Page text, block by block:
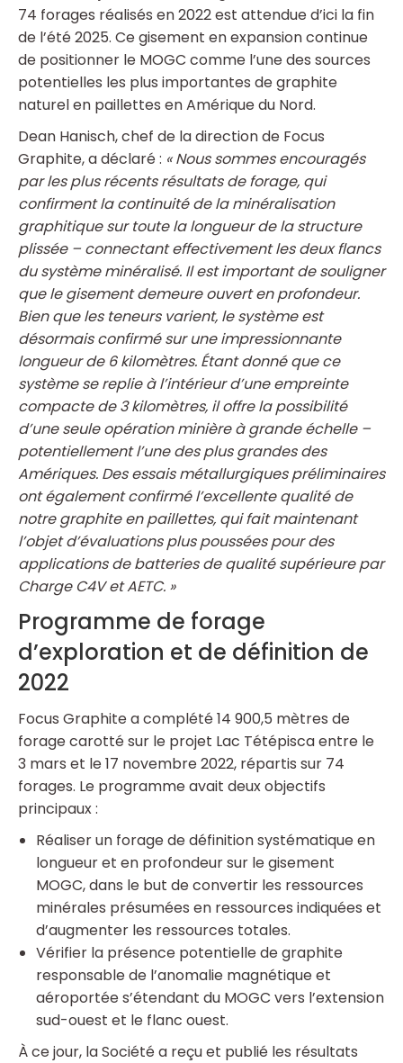
74 forages réalisés en 2022 est attendue d’ici la fin
de l’été 2025. Ce gisement en expansion continue
de positionner le MOGC comme l’une des sources
potentielles les plus importantes de graphite
naturel en paillettes en Amérique du Nord.
Dean Hanisch, chef de la direction de Focus
Graphite, a déclaré : «Nous sommes encouragés
par les plus récents résultats de forage, qui
confirment la continuité de la minéralisation
graphitique sur toute la longueur de la structure
plissée – connectant effectivement les deux flancs
du système minéralisé. Il est important de souligner
que le gisement demeure ouvert en profondeur.
Bien que les teneurs varient, le système est
désormais confirmé sur une impressionnante
longueur de 6 kilomètres. Étant donné que ce
système se replie à l’intérieur d’une empreinte
compacte de 3 kilomètres, il offre la possibilité
d’une seule opération minière à grande échelle –
potentiellement l’une des plus grandes des
Amériques. Des essais métallurgiques préliminaires
ont également confirmé l’excellente qualité de
notre graphite en paillettes, qui fait maintenant
l’objet d’évaluations plus poussées pour des
applications de batteries de qualité supérieure par
Charge C4V et AETC. »
Programme de forage
d’exploration et de définition de
2022
Focus Graphite a complété 14 900,5 mètres de
forage carotté sur le projet Lac Tétépisca entre le
3 mars et le 17 novembre 2022, répartis sur 74
forages. Le programme avait deux objectifs
principaux :
Réaliser un forage de définition systématique en
longueur et en profondeur sur le gisement
MOGC, dans le but de convertir les ressources
minérales présumées en ressources indiquées et
d’augmenter les ressources totales.
Vérifier la présence potentielle de graphite
responsable de l’anomalie magnétique et
aéroportée s’étendant du MOGC vers l’extension
sud-ouest et le flanc ouest.
À ce jour, la Société a reçu et publié les résultats